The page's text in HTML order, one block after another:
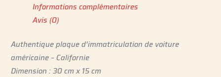
Informations complémentaires
Avis (0)
Authentique plaque d’immatriculation de voiture
américaine – Californie
Dimension : 30 cm x 15 cm